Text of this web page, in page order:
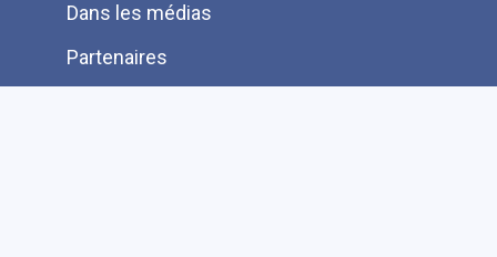
Dans les médias
Partenaires